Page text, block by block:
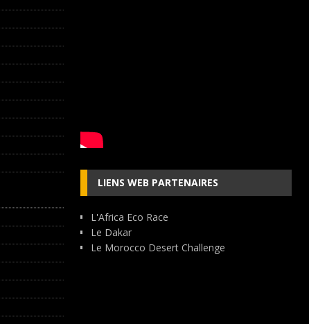
LIENS WEB PARTENAIRES
L'Africa Eco Race
Le Dakar
Le Morocco Desert Challenge